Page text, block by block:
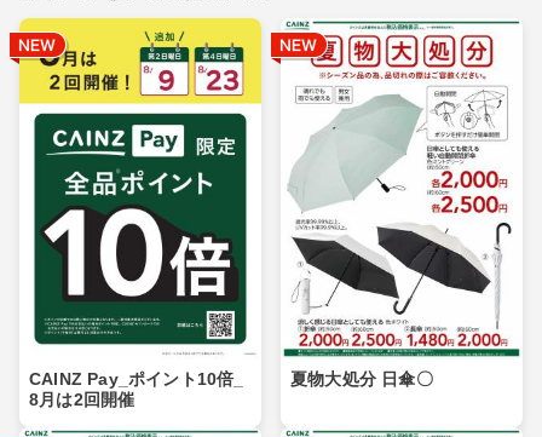
CAINZ Pay_ポイント10倍_
8月は2回開催
夏物大処分 日傘〇